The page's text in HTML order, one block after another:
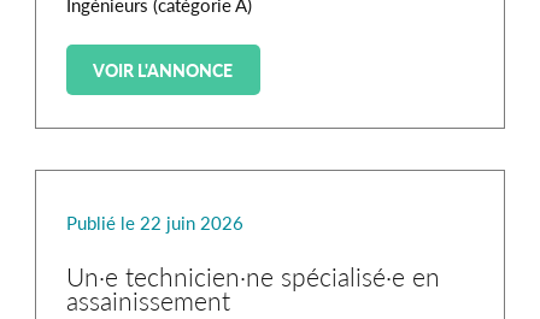
VOIR L'ANNONCE
Publié le 22 juin 2026
Un·e technicien·ne spécialisé·e en
assainissement